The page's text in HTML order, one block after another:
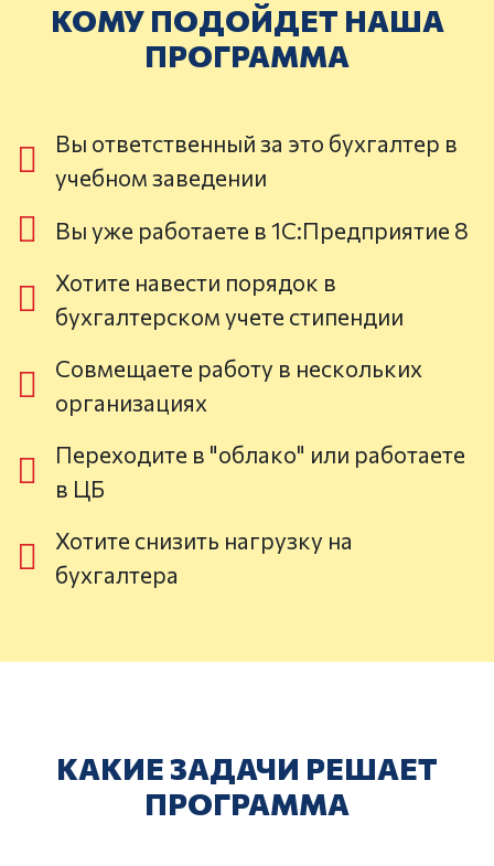
КОМУ ПОДОЙДЕТ НАША
ПРОГРАММА
Вы ответственный за это бухгалтер в
учебном заведении
Вы уже работаете в 1С:Предприятие 8
Хотите навести порядок в
бухгалтерском учете стипендии
Совмещаете работу в нескольких
организациях
Переходите в "облако" или работаете
в ЦБ
Хотите снизить нагрузку на
бухгалтера
КАКИЕ ЗАДАЧИ РЕШАЕТ
ПРОГРАММА